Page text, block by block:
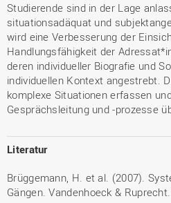
Studierende sind in der Lage
situationsadäquat und
wird eine Verbesserung der
Handlungsfähigkeit der
deren individueller Biografie und
individuellen Kontext angestrebt.
komplexe Situationen erfassen
Gesprächsleitung und -prozesse
Literatur
Brüggemann, H. et al. (2007).
Gängen. Vandenhoeck &